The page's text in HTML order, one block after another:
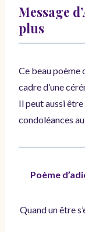
Message
plus
Ce beau poème
cadre d’une
Il peut aussi
condoléances
Poème
Quand un être